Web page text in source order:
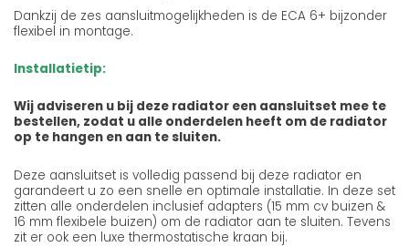
Dankzij de zes aansluitmogelijkheden is de ECA 6+ bijzonder
flexibel in montage.
Installatietip:
Wij adviseren u bij deze radiator een aansluitset mee te
bestellen, zodat u alle onderdelen heeft om de radiator
op te hangen en aan te sluiten.
Deze aansluitset is volledig passend bij deze radiator en
garandeert u zo een snelle en optimale installatie. In deze set
zitten alle onderdelen inclusief adapters (15 mm cv buizen &
16 mm flexibele buizen) om de radiator aan te sluiten. Tevens
zit er ook een luxe thermostatische kraan bij.